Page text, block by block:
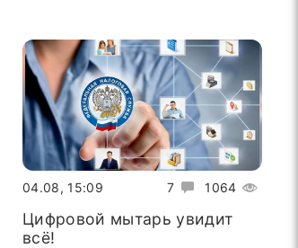
7 1064
04.08, 15:09
Цифровой мытарь увидит
всё!